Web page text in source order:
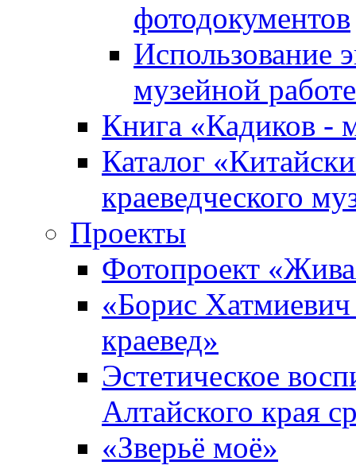
фотодокументов
Использование
музейной работе
Книга «Кадиков -
Каталог
краеведческого
Проекты
Фотопроект
«Борис Хатмиевич
краевед»
Эстетическое
Алтайского края
«Зверьё моё»